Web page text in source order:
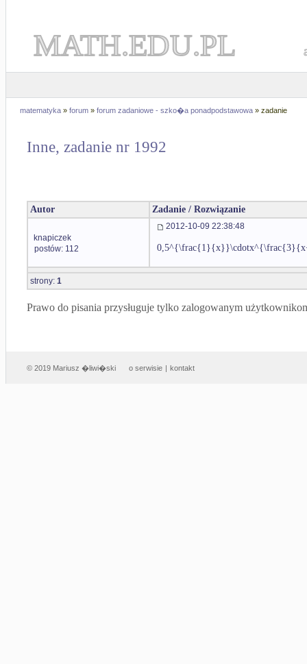
MATH.EDU.PL
matematyka » forum » forum zadaniowe - szko�a ponadpodstawowa » zadanie
Inne, zadanie nr 1992
Autor Zadanie / Rozwiązanie
knapiczek
postów: 112
2012-10-09 22:38:48
strony: 1
Prawo do pisania przysługuje tylko zalogowanym
© 2019 Mariusz �liwi�ski o serwisie | kontakt